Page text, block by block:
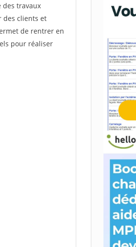
des travaux
des clients et
de rentrer en
pour réaliser